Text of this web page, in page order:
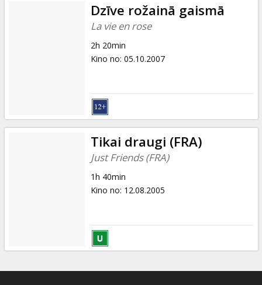
Dzīve rožainā gaismā
La vie en rose
2h 20min
Kino no: 05.10.2007
Tikai draugi (FRA)
Just Friends (FRA)
1h 40min
Kino no: 12.08.2005